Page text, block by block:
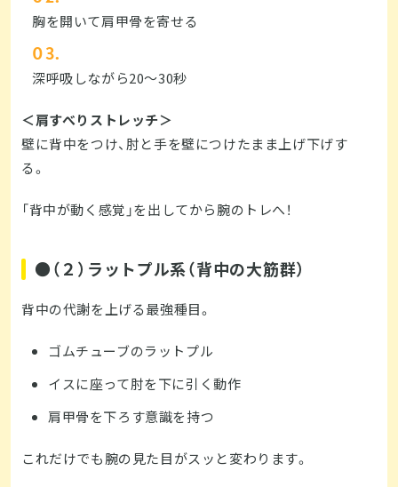
胸を開いて肩甲骨を寄せる
深呼吸しながら20〜30秒
＜肩すべりストレッチ＞
壁に背中をつけ、肘と手を壁につけたまま上げ下げす
る。
「背中が動く感覚」を出してから腕のトレへ！
●（２）ラットプル系（背中の大筋群）
背中の代謝を上げる最強種目。
ゴムチューブのラットプル
イスに座って肘を下に引く動作
肩甲骨を下ろす意識を持つ
これだけでも腕の見た目がスッと変わります。